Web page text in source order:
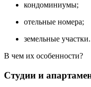
кондоминиумы;
отельные номера;
земельные участки.
В чем их особенности?
Студии и